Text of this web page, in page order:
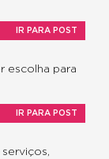
IR PARA POST
escolha para
IR PARA POST